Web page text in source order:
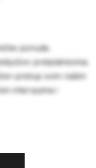
ponude.
pretplatnicima.
pristup svim našim
intervjuima i